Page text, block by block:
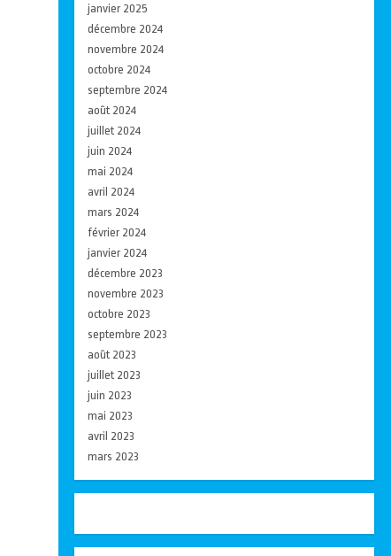
janvier 2025
décembre 2024
novembre 2024
octobre 2024
septembre 2024
août 2024
juillet 2024
juin 2024
mai 2024
avril 2024
mars 2024
février 2024
janvier 2024
décembre 2023
novembre 2023
octobre 2023
septembre 2023
août 2023
juillet 2023
juin 2023
mai 2023
avril 2023
mars 2023